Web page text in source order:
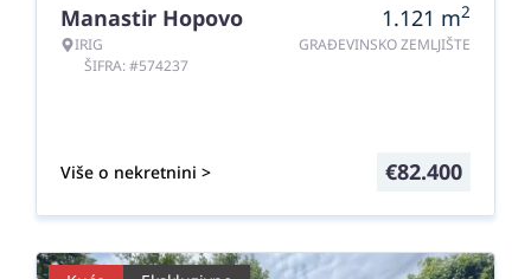
Manastir Hopovo
IRIG
ŠIFRA: #574237
1.121 m2
GRAĐEVINSKO ZEMLJIŠTE
Više o nekretnini > €82.400